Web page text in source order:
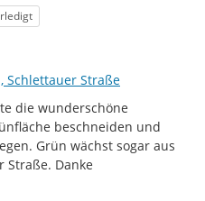
Schlettauer Straße
die wunderschöne
beschneiden und
Grün wächst sogar aus
Straße. Danke